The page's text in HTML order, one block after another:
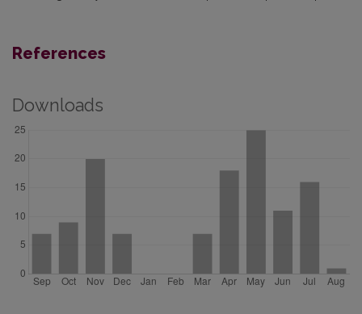
References
Downloads